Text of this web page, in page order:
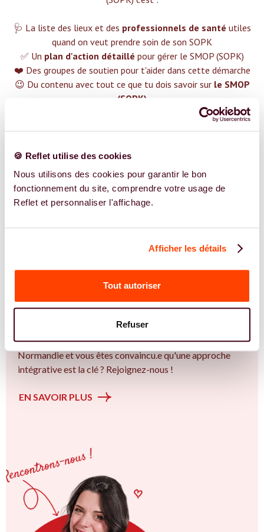
🍪 Reflet utilise des cookies
Nous utilisons des cookies pour garantir le bon
fonctionnement du site, comprendre votre usage de
Reflet et personnaliser l'affichage.
Afficher les détails
Tout autoriser
Refuser
🩺 La liste des lieux et des professionnels de santé utiles
quand on veut prendre soin de son SOPK
✅ Un plan d'action détaillé pour gérer le SMOP (SOPK)
❤️ Des groupes de soutien pour t'aider dans cette démarche
😉 Du contenu avec tout ce que tu dois savoir sur le SMOP
(SOPK)
Plus de 400 femmes déjà accompagnées !
Vous êtes Sage Femme expert.e.s en SMOP
l'accompagnement des femmes et des couples sur la
thématique de la fertilité et particulièrement sur le Bien
plus qu’un trouble de la fertilité. Vous êtes à Rouen ou en
Normandie et vous êtes convaincu.e qu'une approche
intégrative est la clé ? Rejoignez-nous !
EN SAVOIR PLUS